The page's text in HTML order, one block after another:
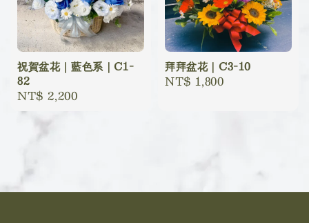
祝賀盆花｜藍色系｜C1-
82
Regular
price
NT$ 2,200
拜拜盆花｜C3-10
Regular
NT$ 1,800